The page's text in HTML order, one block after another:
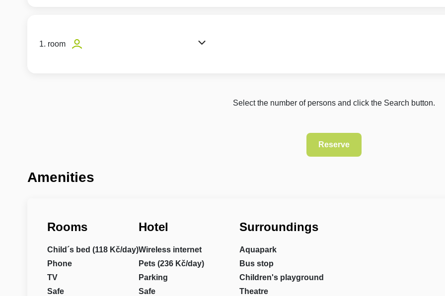
1. room
Select the number of persons and click the Search button.
Amenities
Rooms
Child´s bed (118 Kč/day)
Phone
TV
Safe
Hotel
Wireless internet
Pets (236 Kč/day)
Parking
Safe
Surroundings
Aquapark
Bus stop
Children's playground
Theatre